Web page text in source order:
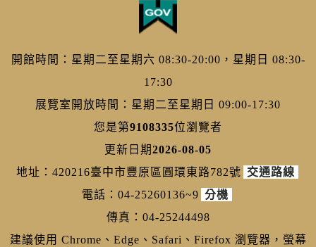
開館時間：星期二至星期六 08:30-20:00，星期日 08:30-
17:30
展覽室開放時間：星期二至星期日 09:00-17:30
您是第9108335位瀏覽者
更新日期2026-08-05
地址：420216臺中市豐原區圓環東路782號 交通路線
電話：04-25260136~9 分機
傳真：04-25244498
建議使用 Chrome、Edge、Safari、Firefox 瀏覽器，螢幕